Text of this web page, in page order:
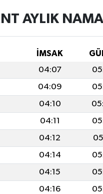
AYLIK
İMSAK
04:07
04:09
04:10
04:11
04:12
04:14
04:15
04:16